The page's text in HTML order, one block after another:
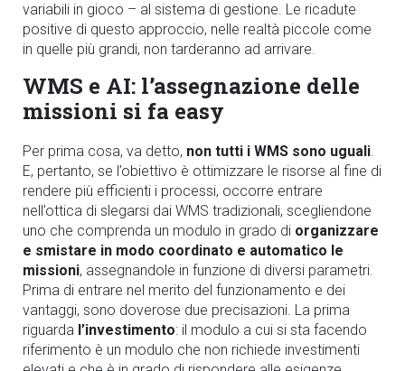
variabili in gioco – al sistema di gestione. Le ricadute
positive di questo approccio, nelle realtà piccole come
in quelle più grandi, non tarderanno ad arrivare.
WMS e AI: l’assegnazione delle
missioni si fa easy
Per prima cosa, va detto, non tutti i WMS sono uguali.
E, pertanto, se l’obiettivo è ottimizzare le risorse al fine di
rendere più efficienti i processi, occorre entrare
nell’ottica di slegarsi dai WMS tradizionali, scegliendone
uno che comprenda un modulo in grado di organizzare
e smistare in modo coordinato e automatico le
missioni, assegnandole in funzione di diversi parametri.
Prima di entrare nel merito del funzionamento e dei
vantaggi, sono doverose due precisazioni. La prima
riguarda l’investimento: il modulo a cui si sta facendo
riferimento è un modulo che non richiede investimenti